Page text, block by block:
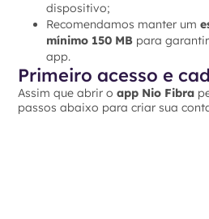
dispositivo;
Recomendamos manter um
mínimo 150 MB para
app.
Primeiro acesso e
Assim que abrir oapp Nio Fibra
passos abaixo para criar sua